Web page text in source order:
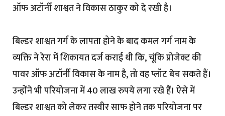
ऑफ अटॉर्नी शाश्वत ने विकास ठाकुर को दे रखी है।
बिल्डर शाश्वत गर्ग के लापता होने के बाद कमल गर्ग नाम के
व्यक्ति ने रेरा में शिकायत दर्ज कराई थी कि, चूंकि प्रोजेक्ट की
पावर ऑफ अटॉर्नी विकास के नाम है, तो वह प्लॉट बेच सकते हैं।
उन्होंने भी परियोजना में 40 लाख रुपये लगा रखे हैं। ऐसे में
बिल्डर शाश्वत को लेकर तस्वीर साफ होने तक परियोजना पर